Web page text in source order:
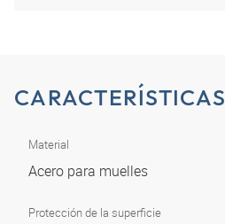
CARACTERÍSTICAS
Material
Acero para muelles
Protección de la superficie